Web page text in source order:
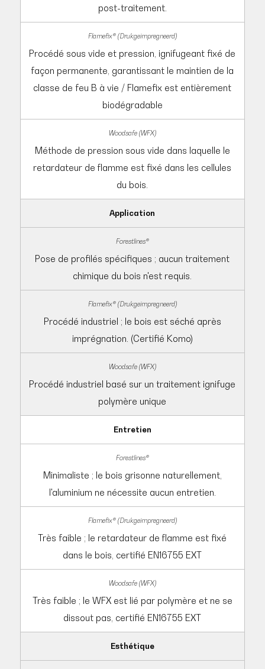
post-traitement.
Procédé sous vide et pression, ignifugeant fixé de
façon permanente, garantissant le maintien de la
classe de feu B à vie / Flamefix est entièrement
biodégradable
Méthode de pression sous vide dans laquelle le
retardateur de flamme est fixé dans les cellules
du bois.
Application
Pose de profilés spécifiques ; aucun traitement
chimique du bois n'est requis.
Procédé industriel ; le bois est séché après
imprégnation. (Certifié Komo)
Procédé industriel basé sur un traitement ignifuge
polymère unique
Entretien
Minimaliste ; le bois grisonne naturellement,
l'aluminium ne nécessite aucun entretien.
Très faible ; le retardateur de flamme est fixé
dans le bois, certifié EN16755 EXT
Très faible ; le WFX est lié par polymère et ne se
dissout pas, certifié EN16755 EXT
Esthétique